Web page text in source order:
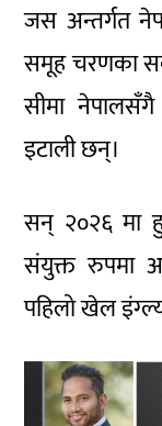
जस अन्तर्गत
समूह चरणका
सीमा
इटाली छन्।
सन् २०२६ मा
संयुक्त रुपमा
पहिलो खेल